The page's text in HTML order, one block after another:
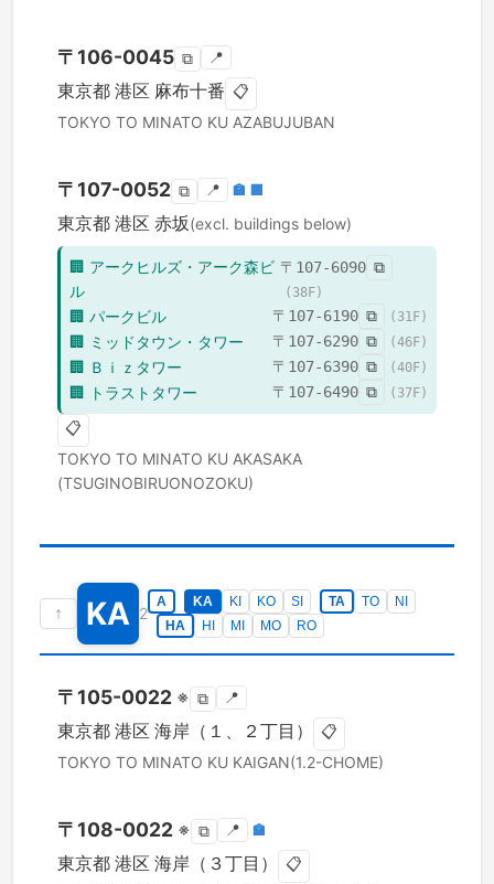
〒 106-0045 ⧉ 📍
東京都 港区 麻布十番 📋
TOKYO TO MINATO KU AZABUJUBAN
〒 107-0052 ⧉ 📍 🏣 🏢
東京都 港区 赤坂(excl. buildings below)
🏢 アークヒルズ・アーク森ビ
ル
〒 107-6090 ⧉
( 38F)
🏢 パークビル 〒 107-6190 ⧉ ( 31F)
🏢 ミッドタウン・タワー 〒 107-6290 ⧉ (46F)
🏢 Ｂｉｚタワー 〒 107-6390 ⧉ (40F)
🏢 トラストタワー 〒 107-6490 ⧉ ( 37F)
📋
TOKYO TO MINATO KU AKASAKA
(TSUGINOBIRUONOZOKU)
↑ KA 2
A KA KI KO SI TA TO
NI
HA
HI MI MO RO
〒 105-0022 ※ ⧉ 📍
東京都 港区 海岸（１、２丁目） 📋
TOKYO TO MINATO KU KAIGAN(1.2-CHOME)
〒 108-0022 ※ ⧉ 📍 🏣
東京都 港区 海岸（３丁目） 📋